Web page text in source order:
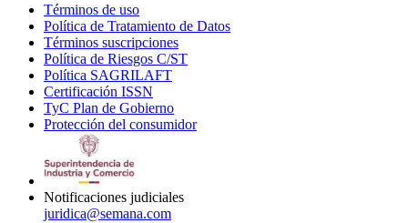
Términos de uso
in
new
window
Política de Tratamiento de Datos
Términos suscripciones
in
Política de Riesgos C/ST
Política SAGRILAFT
new
window
Certificación ISSN
in
new
TyC Plan de Gobierno
in
Protección del consumidorOpens
Notificaciones judiciales
juridica@semana.com